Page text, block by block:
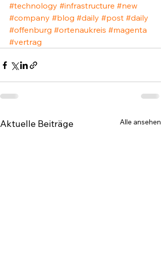
#technology #infrastructure #new
#company #blog #daily #post #daily
#offenburg #ortenaukreis #magenta
#vertrag
Aktuelle Beiträge Alle ansehen